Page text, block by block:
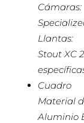
Cámaras:
Llantas:
Stout XC
Cuadro
Material
Aluminio